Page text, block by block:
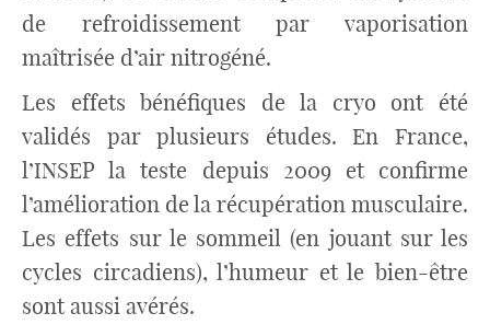
de refroidissement par vaporisation
maîtrisée d’air nitrogéné.
Les effets bénéfiques de la cryo ont été
validés par plusieurs études. En France,
l’INSEP la teste depuis 2009 et confirme
l’amélioration de la récupération musculaire.
Les effets sur le sommeil (en jouant sur les
cycles circadiens), l’humeur et le bien-être
sont aussi avérés.